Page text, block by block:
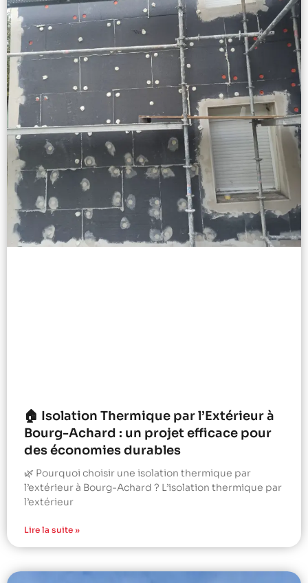
🏠 Isolation Thermique par l’Extérieur à
Bourg-Achard : un projet efficace pour
des économies durables
🌿 Pourquoi choisir une isolation thermique par
l’extérieur à Bourg-Achard ? L’isolation thermique par
l’extérieur
Lire la suite »